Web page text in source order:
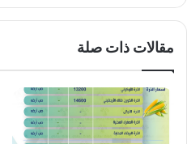
نظم
يحسم
مقالات ذات صلة